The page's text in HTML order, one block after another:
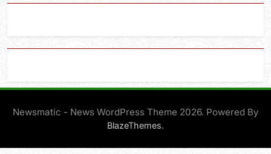
Newsmatic - News WordPress Theme 2026. Powered By
BlazeThemes.